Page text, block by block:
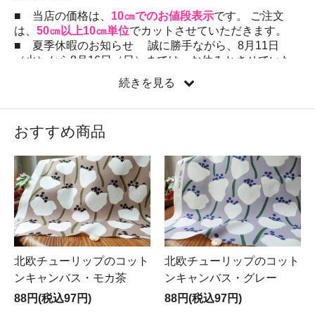
■ 当店の価格は、 10㎝でのお値段表示です。 ご注文
は、 50㎝以上10㎝単位でカットさせていただきます。
■ 夏季休暇のお知らせ 誠に勝手ながら、8月11日
（火）から8月16日（日）までは、お休みとさせていた
8月10日（月）以降のご注文分・ご入金分は 8月17
よろしくお願いいたします。
■ 只今、発送までに2～4営業日のお日にちをいただい
ておりますのでどうぞよろしくお願いいたします。
続きを見る
おすすめ商品
北欧チューリップのコット
ンキャンバス・モカ茶
88円(税込97円)
北欧チューリップのコット
ンキャンバス・グレー
88円(税込97円)